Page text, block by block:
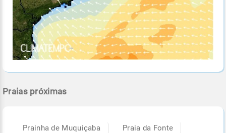
Praias próximas
Prainha de Muquiçaba Praia da Fonte